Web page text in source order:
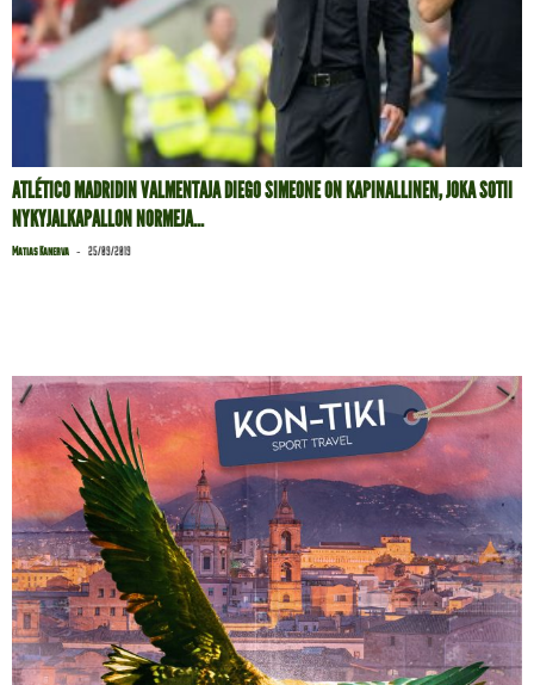
ATLÉTICO MADRIDIN VALMENTAJA DIEGO SIMEONE ON KAPINALLINEN, JOKA SOTII
NYKYJALKAPALLON NORMEJA...
Matias Kanerva - 25/09/2019